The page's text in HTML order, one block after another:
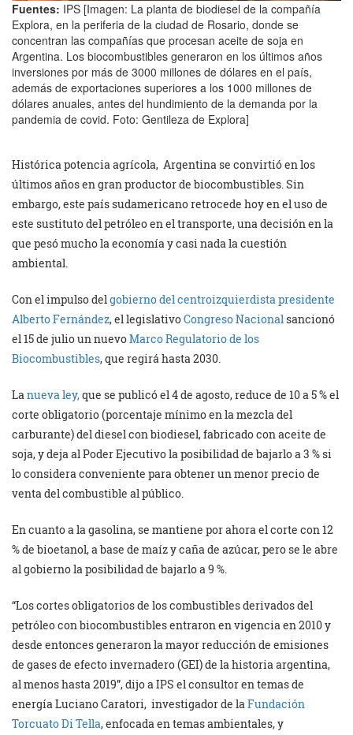
Fuentes: IPS [Imagen: La planta de biodiesel de la compañía
Explora, en la periferia de la ciudad de Rosario, donde se
concentran las compañías que procesan aceite de soja en
Argentina. Los biocombustibles generaron en los últimos años
inversiones por más de 3000 millones de dólares en el país,
además de exportaciones superiores a los 1000 millones de
dólares anuales, antes del hundimiento de la demanda por la
pandemia de covid. Foto: Gentileza de Explora]
Histórica potencia agrícola, Argentina se convirtió en los
últimos años en gran productor de biocombustibles. Sin
embargo, este país sudamericano retrocede hoy en el uso de
este sustituto del petróleo en el transporte, una decisión en la
que pesó mucho la economía y casi nada la cuestión
ambiental.
Con el impulso delgobierno del centroizquierdista presidente
Alberto Fernández, el legislativoCongreso Nacionalsancionó
el 15 de julio un nuevoMarco Regulatorio de los
Biocombustibles, que regirá hasta 2030.
Lanueva ley,que se publicó el 4 de agosto, reduce de 10 a 5 % el
corte obligatorio (porcentaje mínimo en la mezcla del
carburante) del diesel con biodiesel, fabricado con aceite de
soja, y deja al Poder Ejecutivo la posibilidad de bajarlo a 3 % si
lo considera conveniente para obtener un menor precio de
venta del combustible al público.
En cuanto a la gasolina, se mantiene por ahora el corte con 12
% de bioetanol, a base de maíz y caña de azúcar, pero se le abre
al gobierno la posibilidad de bajarlo a 9 %.
“Los cortes obligatorios de los combustibles derivados del
petróleo con biocombustibles entraron en vigencia en 2010 y
desde entonces generaron la mayor reducción de emisiones
de gases de efecto invernadero (GEI) de la historia argentina,
al menos hasta 2019”, dijo a IPS el consultor en temas de
energía Luciano Caratori, investigador de laFundación
Torcuato Di Tella, enfocada en temas ambientales, y